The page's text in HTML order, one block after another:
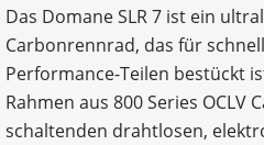
Das Domane SLR 7 ist ein
Carbonrennrad, das für
Performance-Teilen bestückt
Rahmen aus 800 Series OCLV
schaltenden drahtlosen,